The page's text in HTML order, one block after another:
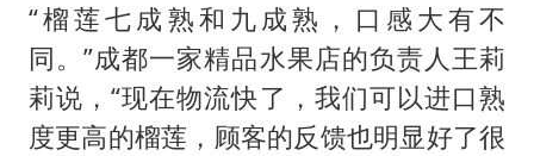
“榴莲七成熟和九成熟，口感大有不
同。”成都一家精品水果店的负责人王莉
莉说，“现在物流快了，我们可以进口熟
度更高的榴莲，顾客的反馈也明显好了很